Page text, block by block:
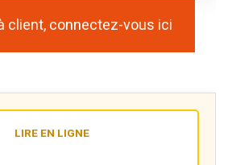
client, connectez-vous ici
LIRE EN LIGNE